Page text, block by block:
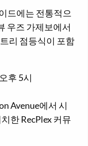
드에는 전통적으
우즈 가제보에서
리 점등식이 포함
후 5시
Avenue에서 시
한 RecPlex 커뮤